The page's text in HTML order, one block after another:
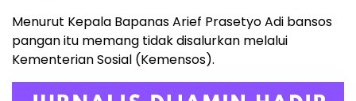
Menurut Kepala Bapanas Arief Prasetyo Adi bansos
pangan itu memang tidak disalurkan melalui
Kementerian Sosial (Kemensos).